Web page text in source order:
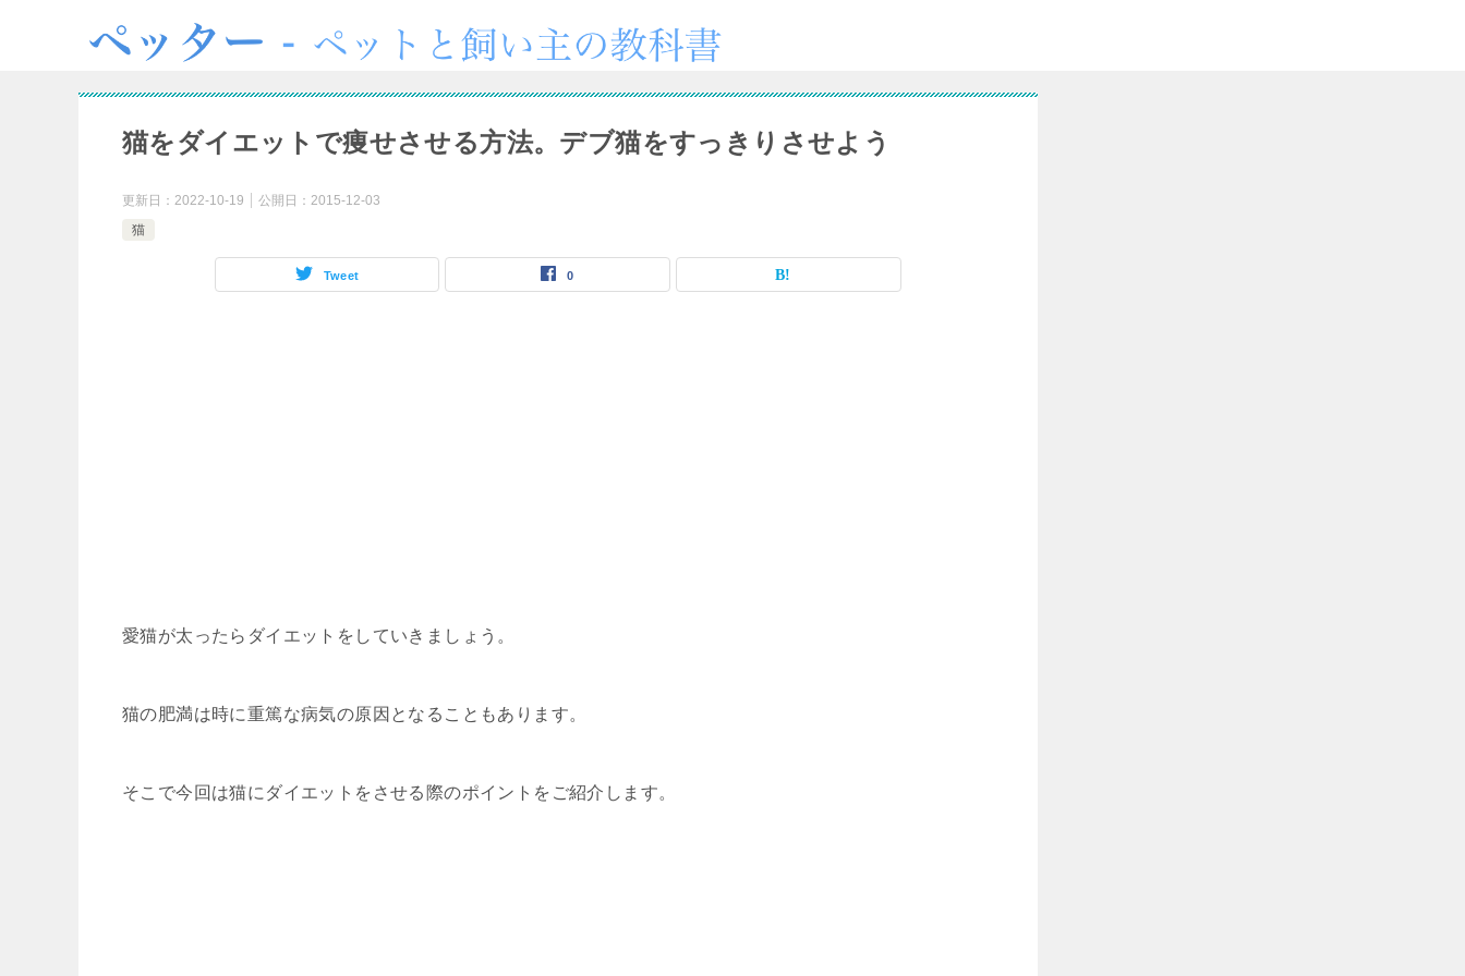
猫をダイエットで痩せさせる方法。デブ猫をすっきりさせよう
更新日： 2022-10-19 公開日： 2015-12-03
猫
Tweet 0
愛猫が太ったらダイエットをしていきましょう。
猫の肥満は時に重篤な病気の原因となることもあります。
そこで今回は猫にダイエットをさせる際のポイントをご紹介します。